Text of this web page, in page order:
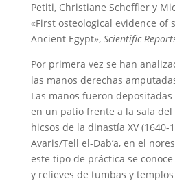
Petiti, Christiane Scheffler y
«First osteological evidence of
Ancient Egypt», Scientific
Por primera vez se han
las manos derechas
Las manos fueron
en un patio frente a la sala
hicsos de la dinastía XV (1640-
Avaris/Tell el-Dab’a, en el
este tipo de práctica se
y relieves de tumbas y